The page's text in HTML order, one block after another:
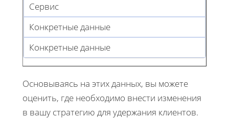
Сервис
Конкретные данные
Конкретные данные
Основываясь на этих данных, вы можете
оценить, где необходимо внести изменения
в вашу стратегию для удержания клиентов.